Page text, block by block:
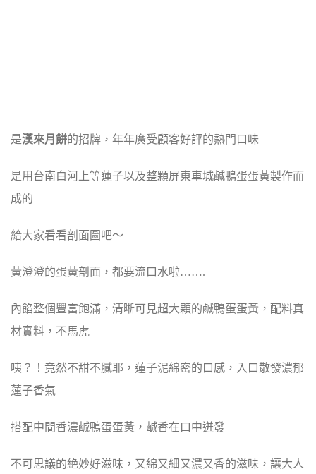
是漢來月餅的招牌，年年廣受顧客好評的熱門口味
是用台南白河上等蓮子以及整顆屏東車城鹹鴨蛋蛋黃製作而
成的
給大家看看剖面圖吧～
黃澄澄的蛋黃剖面，都要流口水啦…….
內餡整個豐富飽滿，清晰可見超大顆的鹹鴨蛋蛋黃，配料真
材實料，不馬虎
咦？！竟然不甜不膩耶，蓮子泥綿密的口感，入口散發濃郁
蓮子香氣
搭配中間香濃鹹鴨蛋蛋黃，鹹香在口中迸發
不可思議的絶妙好滋味，又綿又細又濃又香的滋味，讓大人